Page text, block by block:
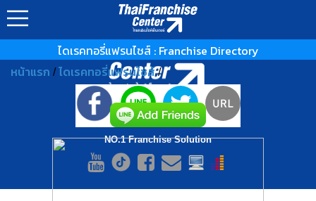
ไดเรคทอรี่แฟรนไชส์ : Franchise Directory
หน้าแรก /ไดเรคทอรี่แฟรนไชส์/
▲ GO TO TOP
NO.1 Franchise Solution